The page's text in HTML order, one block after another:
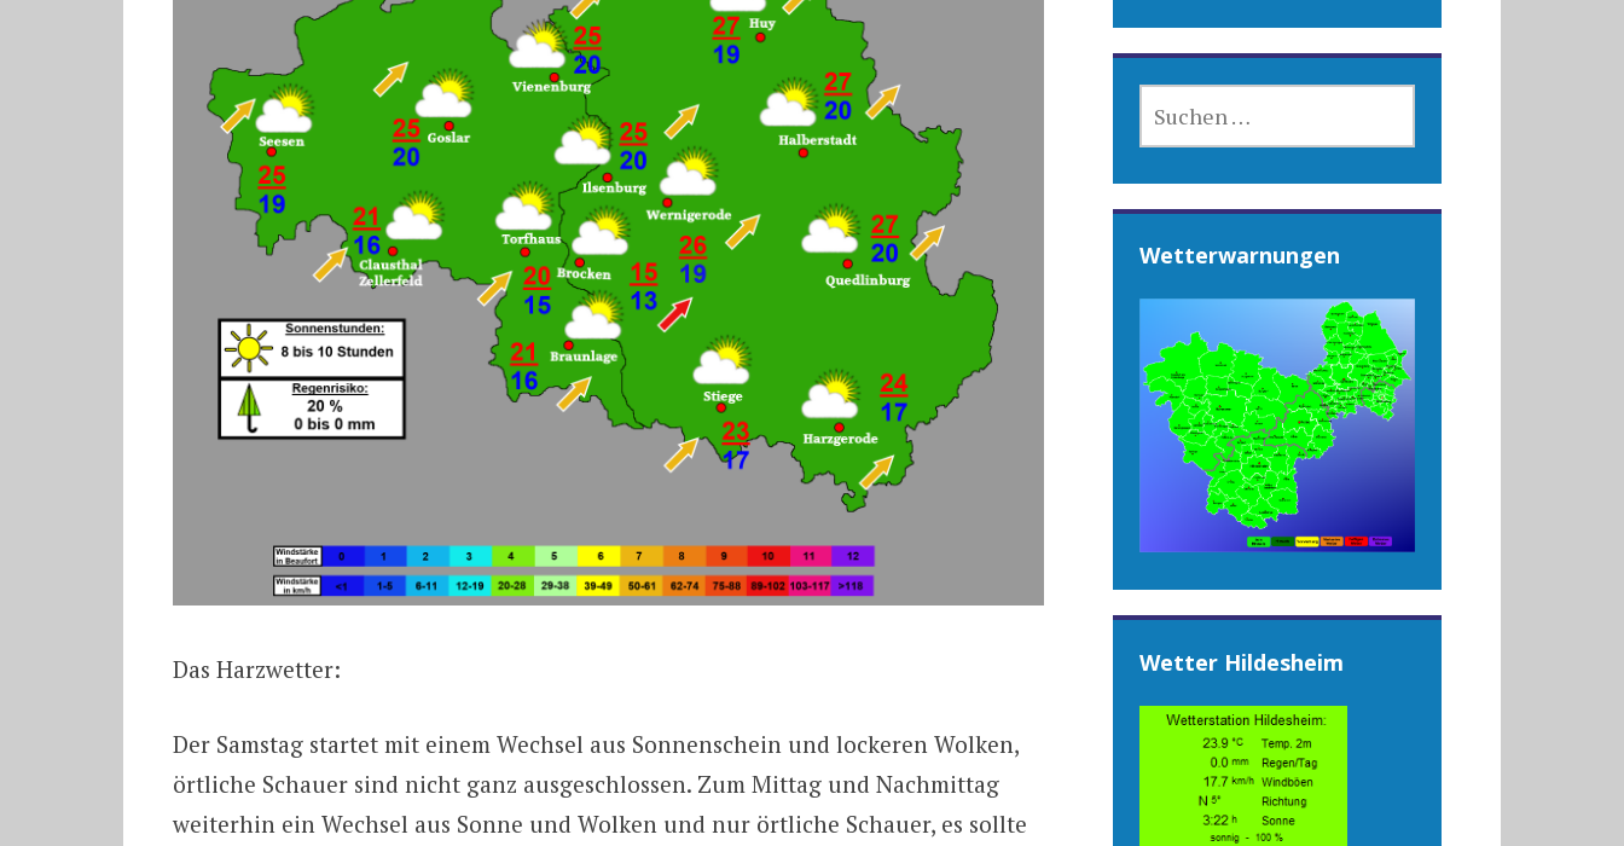
Das Harzwetter:
Der Samstag startet mit einem Wechsel aus Sonnenschein und lockeren Wolken,
örtliche Schauer sind nicht ganz ausgeschlossen. Zum Mittag und Nachmittag
weiterhin ein Wechsel aus Sonne und Wolken und nur örtliche Schauer, es sollte
NACH:
Wetterwarnungen
Wetter Hildesheim